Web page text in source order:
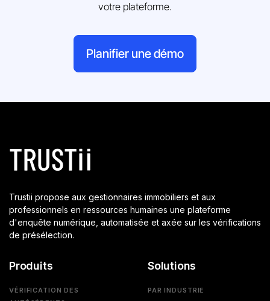
votre plateforme.
Planifier une démo
Trustii propose aux gestionnaires immobiliers et aux
professionnels en ressources humaines une plateforme
d'enquête numérique, automatisée et axée sur les vérifications
de présélection.
Produits
VÉRIFICATION DES
Solutions
PAR INDUSTRIE